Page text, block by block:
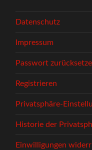
Datenschutz
Impressum
Passwort
Registrieren
Privatsphäre-
Historie der
Einwilligungen